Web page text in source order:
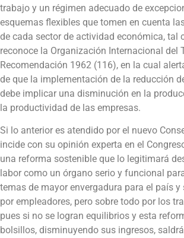
trabajo y un régimen adecuado de
esquemas flexibles que tomen en cuenta
de cada sector de actividad económica, tal
reconoce la Organización Internacional del
Recomendación 1962 (116), en la cual
de que la implementación de la reducción
debe implicar una disminución en la
la productividad de las empresas.
Si lo anterior es atendido por el nuevo
incide con su opinión experta en el
una reforma sostenible que lo legitimará
labor como un órgano serio y funcional
temas de mayor envergadura para el país y
por empleadores, pero sobre todo por los
pues si no se logran equilibrios y esta
bolsillos, disminuyendo sus ingresos,